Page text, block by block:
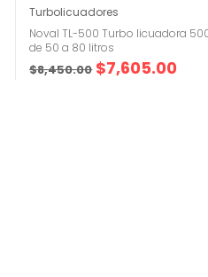
Turbolicuadores
Noval TL-500 Turbo licuadora
de 50 a 80 litros
$8,450.00 $7,605.00